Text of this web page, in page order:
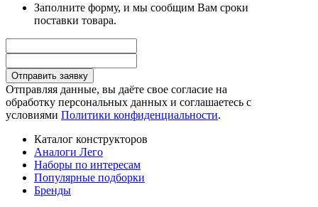
Заполните форму, и мы сообщим Вам сроки
поставки товара.
Отправить заявку
Отправляя данные, вы даёте свое согласие на
обработку персональных данных и соглашаетесь с
условиями Политики конфиденциальности.
Каталог конструкторов
Аналоги Лего
Наборы по интересам
Популярные подборки
Бренды